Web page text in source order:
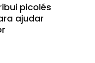
picolés
ajudar